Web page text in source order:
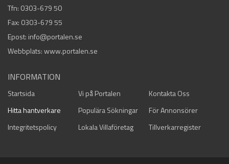
Tfn: 0303-679 50
Fax: 0303-679 55
Epost: info@portalen.se
Webbplats: www.portalen.se
INFORMATION
Startsida Vi på Portalen
Kontakta Oss
Hitta hantverkare
Populära Sökningar
För Annonsörer
Integritetspolicy
Lokala Villaföretag Tillverkarregister